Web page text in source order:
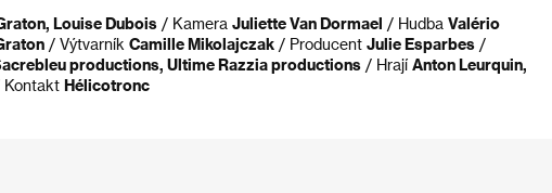
Louise Dubois / Kamera Juliette Van Dormael / Hudba Valério
/ Výtvarník Camille Mikolajczak / Producent Julie Esparbes /
productions, Ultime Razzia productions / Hrají Anton Leurquin,
Kontakt Hélicotronc